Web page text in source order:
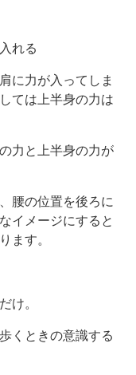
れる
に力が入ってしま
ては上半身の力は
力と上半身の力が
腰の位置を後ろに
イメージにすると
ます。
け。
くときの意識する